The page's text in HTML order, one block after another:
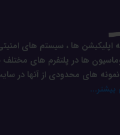
اپلیکیشن ها ، سیستم های
ها در پلتفرم های مختلف
نمونه های محدودی از آنها در